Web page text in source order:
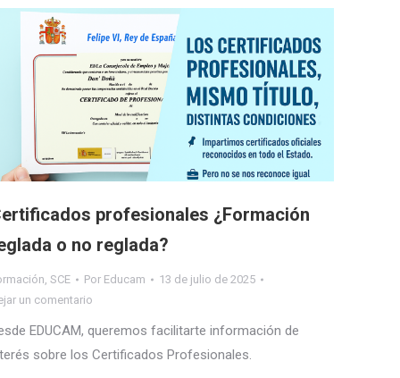
profesionales ¿Formación
o no reglada?
, SCE Por Educam
13 de julio de 2025
un comentario
EDUCAM, queremos facilitarte información de
sobre los Certificados Profesionales.